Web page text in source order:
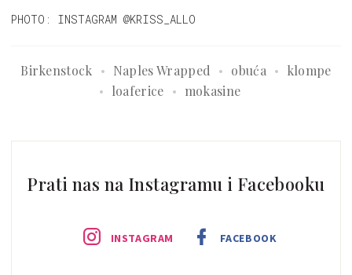
PHOTO: INSTAGRAM @KRISS_ALLO
Birkenstock Naples Wrapped obuća
klompe
loaferice
mokasine
Prati nas na Instagramu i Facebooku
INSTAGRAM FACEBOOK